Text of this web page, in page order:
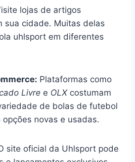
lojas de artigos
sua cidade. Muitas delas
uhlsport em diferentes
Plataformas como
Livre e OLXcostumam
de bolas de futebol
novas e usadas.
site oficial da Uhlsport pode